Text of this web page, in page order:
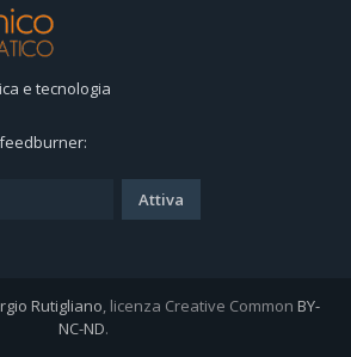
e tecnologia
Rutigliano, licenza Creative Common BY-
NC-ND.